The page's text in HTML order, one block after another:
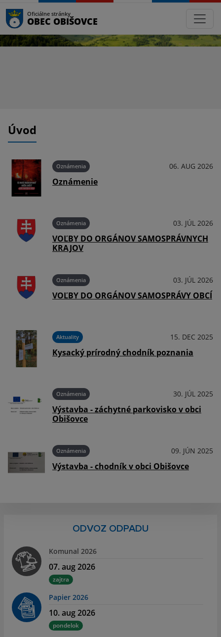
Oficiálne stránky
OBEC OBIŠOVCE
Úvod
Oznámenia 06. AUG 2026
Oznámenie
Oznámenia 03. JÚL 2026
VOĽBY DO ORGÁNOV SAMOSPRÁVNYCH
KRAJOV
Oznámenia 03. JÚL 2026
VOĽBY DO ORGÁNOV SAMOSPRÁVY OBCÍ
Aktuality 15. DEC 2025
Kysacký prírodný chodník poznania
Oznámenia 30. JÚL 2025
Výstavba - záchytné parkovisko v obci
Obišovce
Oznámenia 09. JÚN 2025
Výstavba - chodník v obci Obišovce
ODVOZ ODPADU
Komunal 2026
07. aug 2026
zajtra
Papier 2026
10. aug 2026
pondelok